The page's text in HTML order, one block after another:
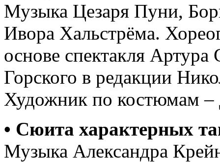
Музыка Цезаря Пуни,
Ивора Хальстрёма.
основе спектакля
Горского в редакции
Художник по костюмам
• Сюита характерных
Музыка Александра